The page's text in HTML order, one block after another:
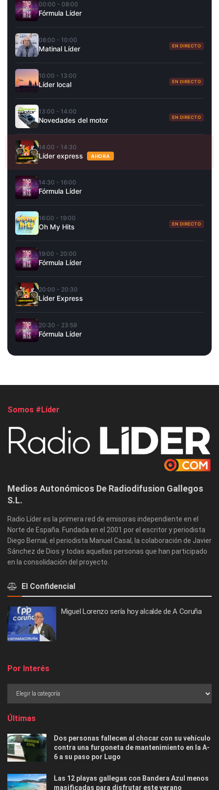
00:00 - 08:00
Fórmula Líder
08:00 - 10:00
Matinal Líder EN DIRECTO
10:00 - 13:00
Líder local EN DIRECTO
13:00 - 14:00
Novedades del motor EN DIRECTO
14:00 - 14:30
Líder express AHORA
14:30 - 16:00
Fórmula Líder
16:00 - 19:00
Oh My Hits EN DIRECTO
19:00 - 20:00
Fórmula Líder
20:00 - 20:30
Líder Express
20:30 - 23:59
Fórmula Líder
Somos #Líder
Medios Autonómicos De Radiodifusion Gallegos
S.L.
Radio Líder es la primera red de emisoras independiente en el
Norte de España. Fundada en el 2001 por el escritor y periodista
Diego Bernal, el periodista Manuel Casal, la colaboración de Javier
Sánchez de Dios y todas aquellas personas que han participado
en la consolidación del proyecto.
El Confidencial
Miguel Lorenzo sería hoy alcalde de A Coruña
Por Interés
Últimas
Dos personas fallecen al chocar con su vehículo
contra una furgoneta de mantenimiento en la A-
6 a su paso por Lugo
Las 12 playas gallegas con Bandera Azul menos
masificadas para disfrutar este verano